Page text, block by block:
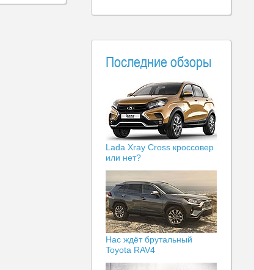
Последние обзоры
Lada Xray Cross кроссовер
или нет?
Нас ждёт брутальный
Toyota RAV4